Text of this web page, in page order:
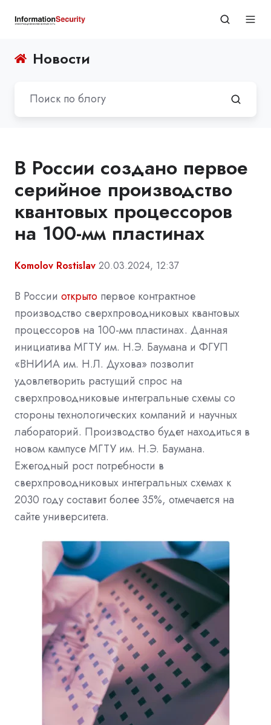
Новости
В России создано первое
серийное производство
квантовых процессоров
на 100-мм пластинах
Komolov Rostislav 20.03.2024, 12:37
В России открыто первое контрактное
производство сверхпроводниковых квантовых
процессоров на 100-мм пластинах. Данная
инициатива МГТУ им. Н.Э. Баумана и ФГУП
«ВНИИА им. Н.Л. Духова» позволит
удовлетворить растущий спрос на
сверхпроводниковые интегральные схемы со
стороны технологических компаний и научных
лабораторий. Производство будет находиться в
новом кампусе МГТУ им. Н.Э. Баумана.
Ежегодный рост потребности в
сверхпроводниковых интегральных схемах к
2030 году составит более 35%, отмечается на
сайте университета.